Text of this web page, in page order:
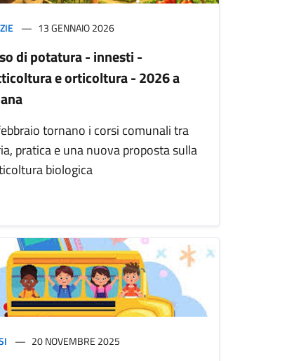
13 GENNAIO 2026
di potatura - innesti -
e orticoltura - 2026 a
tornano i corsi comunali tra
pratica e una nuova proposta sulla
biologica
20 NOVEMBRE 2025